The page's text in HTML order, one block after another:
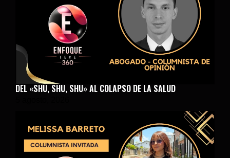
DEL «SHU, SHU, SHU» AL COLAPSO DE LA SALUD